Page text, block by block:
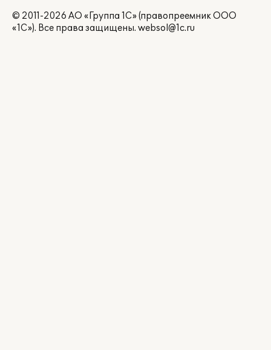
© 2011-2026 АО «Группа 1С» (правопреемник ООО
«1С»). Все права защищены. websol@1c.ru